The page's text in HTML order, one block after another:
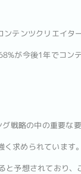
テンツクリエイタ
が今後1年でコン
戦略の中の重要な要
求められています。
予想されており、